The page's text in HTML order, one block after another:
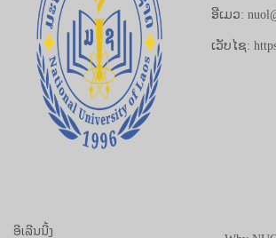
ອີເມວ:
ເວັບໄຊ:
ອີເລີນນີ້ງ